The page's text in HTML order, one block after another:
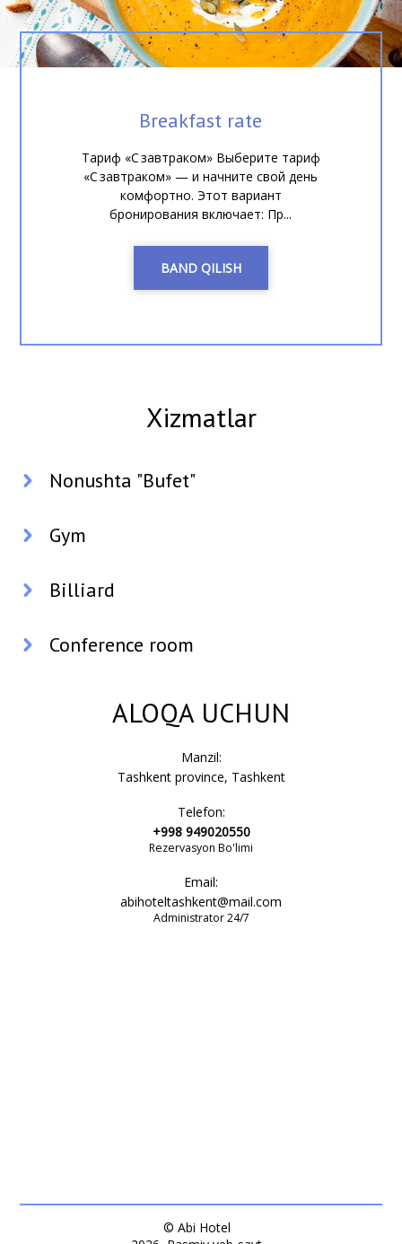
Breakfast rate
Тариф «С завтраком» Выберите тариф
«С завтраком» — и начните свой день
комфортно. Этот вариант
бронирования включает: Пр...
BAND QILISH
Xizmatlar
Nonushta "Bufet"
Gym
Billiard
Conference room
ALOQA UCHUN
Manzil:
Tashkent province, Tashkent
Telefon:
+998 949020550
Rezervasyon Bo'limi
Email:
abihoteltashkent@mail.com
Administrator 24/7
© Abi Hotel